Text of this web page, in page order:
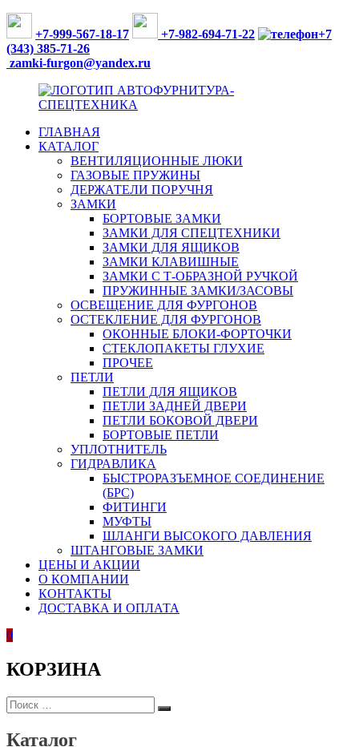
Перейти
содержимому
+7-999-567-18-17 +7-982-694-71-22
+7
(343) 385-71-26
zamki-furgon@yandex.ru
ФУРНИТУРА
ФУРГОНОВ,
АВТОБУСОВ
СПЕЦТЕХНИКИ
ГЛАВНАЯ
КАТАЛОГ
ВЕНТИЛЯЦИОННЫЕ ЛЮКИ
ГАЗОВЫЕ ПРУЖИНЫ
ДЕРЖАТЕЛИ ПОРУЧНЯ
ЗАМКИ
БОРТОВЫЕ ЗАМКИ
ЗАМКИ ДЛЯ СПЕЦТЕХНИКИ
ЗАМКИ ДЛЯ ЯЩИКОВ
ЗАМКИ КЛАВИШНЫЕ
ЗАМКИ С Т-ОБРАЗНОЙ РУЧКОЙ
ПРУЖИННЫЕ ЗАМКИ/ЗАСОВЫ
ОСВЕЩЕНИЕ ДЛЯ ФУРГОНОВ
ОСТЕКЛЕНИЕ ДЛЯ ФУРГОНОВ
ОКОННЫЕ БЛОКИ-ФОРТОЧКИ
СТЕКЛОПАКЕТЫ ГЛУХИЕ
ПРОЧЕЕ
ПЕТЛИ
ПЕТЛИ ДЛЯ ЯЩИКОВ
ПЕТЛИ ЗАДНЕЙ ДВЕРИ
ПЕТЛИ БОКОВОЙ ДВЕРИ
БОРТОВЫЕ ПЕТЛИ
УПЛОТНИТЕЛЬ
ГИДРАВЛИКА
БЫСТРОРАЗЪЕМНОЕ СОЕДИНЕНИЕ
(БРС)
ФИТИНГИ
МУФТЫ
ШЛАНГИ ВЫСОКОГО ДАВЛЕНИЯ
ШТАНГОВЫЕ ЗАМКИ
ЦЕНЫ И АКЦИИ
О КОМПАНИИ
КОНТАКТЫ
ДОСТАВКА И ОПЛАТА
0
КОРЗИНА
ИСКАТЬ:
Поиск
Каталог